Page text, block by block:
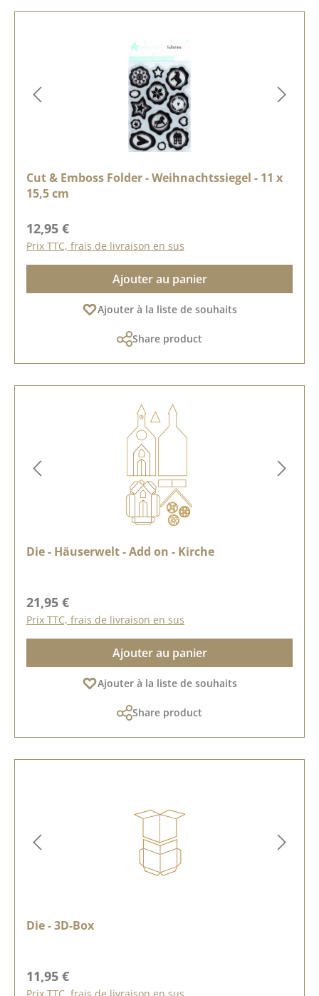
Cut & Emboss Folder - Weihnachtssiegel - 11 x
15,5 cm
Prix régulier :
12,95 €
Prix TTC, frais de livraison en sus
Ajouter au panier
Ajouter à la liste de souhaits
Share product
Die - Häuserwelt - Add on - Kirche
Prix régulier :
21,95 €
Prix TTC, frais de livraison en sus
Ajouter au panier
Ajouter à la liste de souhaits
Share product
Die - 3D-Box
Prix régulier :
11,95 €
Prix TTC, frais de livraison en sus